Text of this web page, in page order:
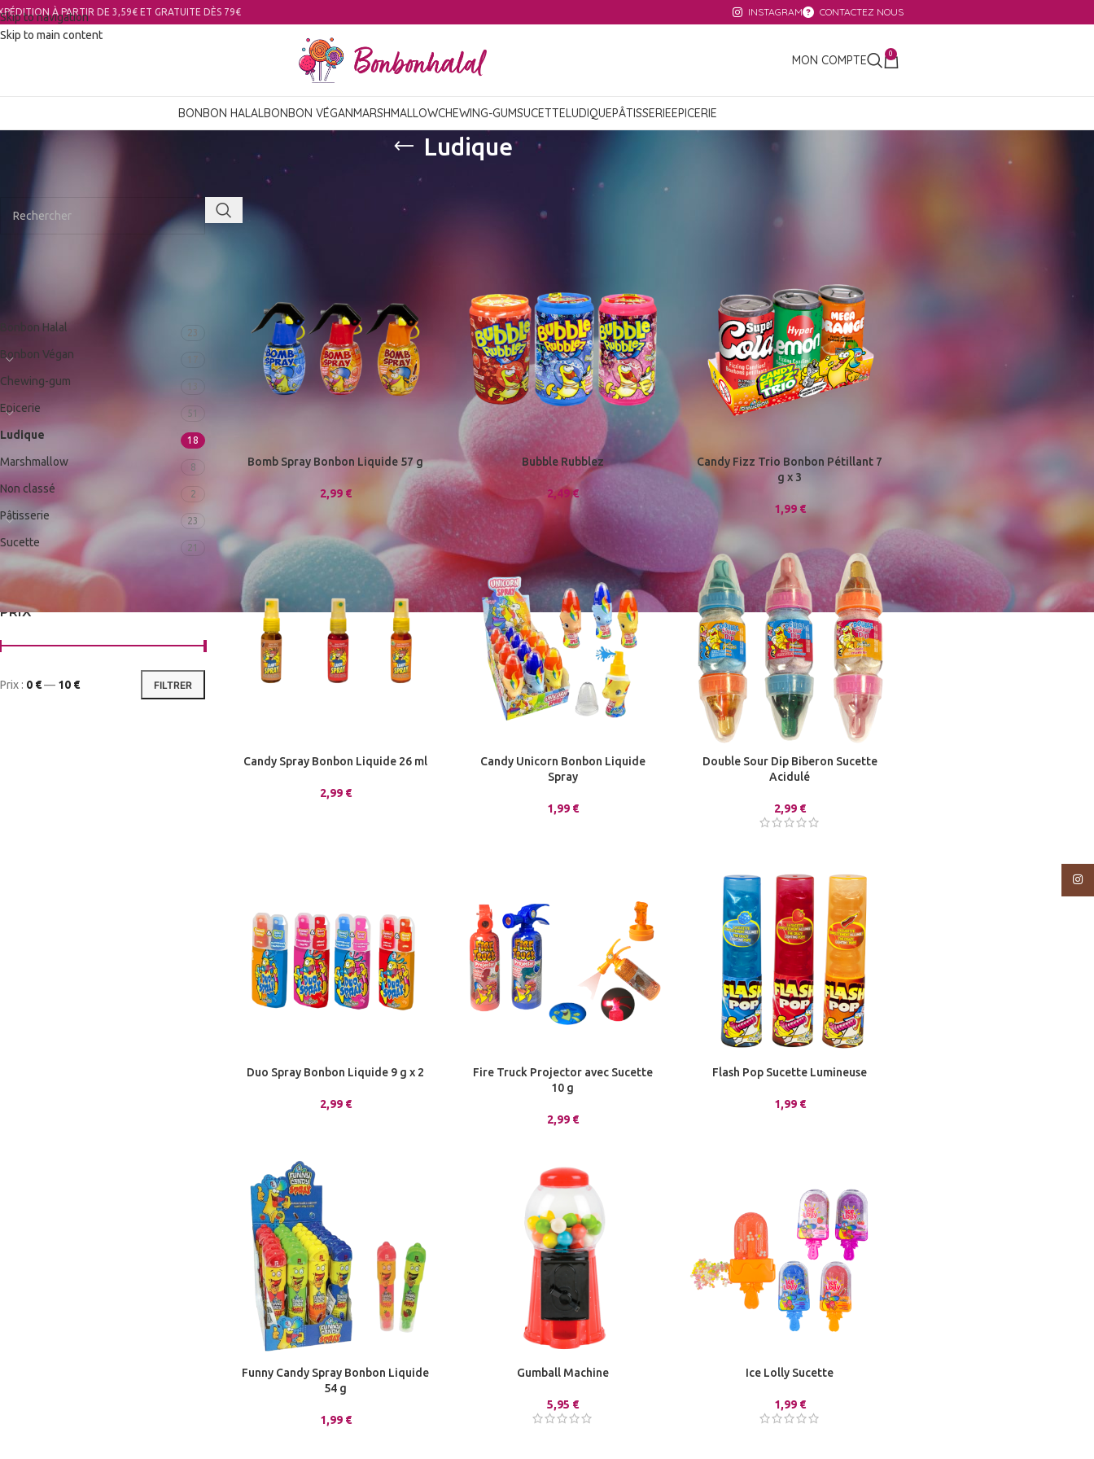
Skip to navigation
Skip to main content
À PARTIR DE 3,59€ ET GRATUITE DÈS 79€ INSTAGRAM CONTACTEZ NOUS
MON COMPTE 0
BONBON HALALBONBON VÉGANMARSHMALLOWCHEWING-GUMSUCETTELUDIQUEPÂTISSERIEEPICERIE
Ludique
Bonbon Halal 23
Bonbon Végan 17
Chewing-gum 13
Epicerie 51
Ludique 18
Marshmallow 8
Non classé 2
Pâtisserie 23
Sucette 21
PRIX
FILTRER
Prix : 0 €— 10 €
Bonbons ludique, œuf surprise, gadgets
Bomb Spray Bonbon Liquide 57 g
2,99 €
Bubble Rubblez
2,49€
Candy Fizz Trio Bonbon Pétillant 7
g x 3
1,99 €
Candy Spray Bonbon Liquide 26 ml
2,99 €
Candy Unicorn Bonbon Liquide
Spray
1,99 €
Double Sour Dip Biberon Sucette
Acidulé
2,99 €
Duo Spray Bonbon Liquide 9 g x 2
2,99 €
Fire Truck Projector avec Sucette
10 g
2,99 €
Flash Pop Sucette Lumineuse
1,99 €
Funny Candy Spray Bonbon Liquide
54 g
1,99 €
Gumball Machine
5,95 €
Ice Lolly Sucette
1,99 €